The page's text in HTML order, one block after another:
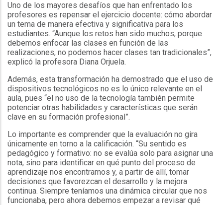
Uno de los mayores desafíos que han enfrentado los
profesores es repensar el ejercicio docente: cómo abordar
un tema de manera efectiva y significativa para los
estudiantes. “Aunque los retos han sido muchos, porque
debemos enfocar las clases en función de las
realizaciones, no podemos hacer clases tan tradicionales”,
explicó la profesora Diana Orjuela.
Además, esta transformación ha demostrado que el uso de
dispositivos tecnológicos no es lo único relevante en el
aula, pues “el no uso de la tecnología también permite
potenciar otras habilidades y características que serán
clave en su formación profesional”.
Lo importante es comprender que la evaluación no gira
únicamente en torno a la calificación. “Su sentido es
pedagógico y formativo: no se evalúa solo para asignar una
nota, sino para identificar en qué punto del proceso de
aprendizaje nos encontramos y, a partir de allí, tomar
decisiones que favorezcan el desarrollo y la mejora
continua. Siempre teníamos una dinámica circular que nos
funcionaba, pero ahora debemos empezar a revisar qué